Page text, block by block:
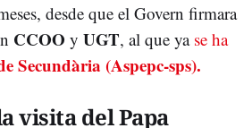
desde que el Govern firmara
CCOO y UGT, al que ya se ha
Secundària (Aspepc-sps).
visita del Papa